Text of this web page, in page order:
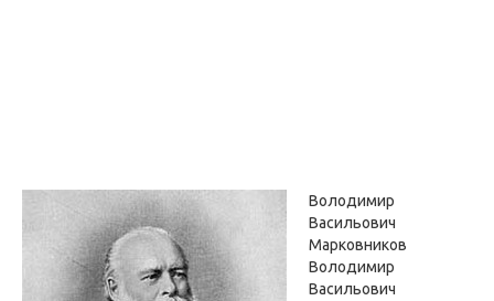
Володимир
Васильович
Марковников
Володимир
Васильович